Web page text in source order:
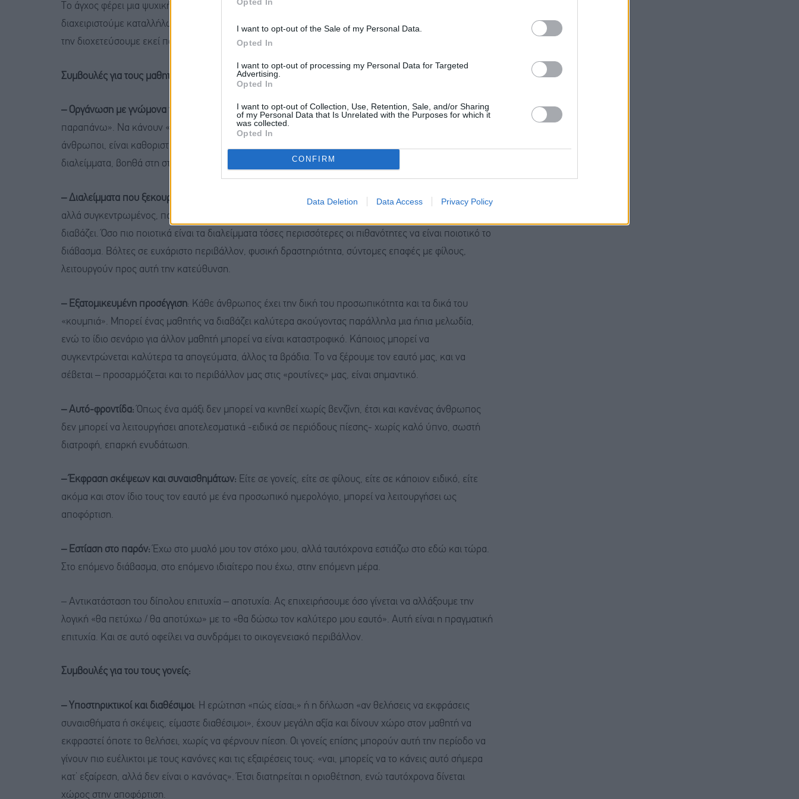
I want to opt-out of the Sale of my Personal Data.
Opted In
I want to opt-out of processing my Personal Data for Targeted
Advertising.
Opted In
I want to opt-out of Collection, Use, Retention, Sale, and/or Sharing
of my Personal Data that Is Unrelated with the Purposes for which it
was collected.
Opted In
CONFIRM
Data Deletion Data Access Privacy Policy
Το άγχος φέρει μια ψυχική ενέργεια, η οποία έχει την ικανότητα να μας παραλύσει. Αν όμως το
διαχειριστούμε καταλλήλως, μπορούμε να «στρέψουμε» αυτή την ενέργεια προς κάτι ωφέλιμο και να
την διοχετεύσουμε εκεί που θέλουμε εμείς».
Συμβουλές για τους μαθητές:
– Οργάνωση με γνώμονα την πραγματικότητα: Όλοι οι μαθητές θα θέλανε να διαβάσουν «λίγο
παραπάνω». Να κάνουν «λίγο καλύτερη» την προετοιμασία τους. Η αποδοχή ότι δεν είναι ρομπότ, αλλά
άνθρωποι, είναι καθοριστική. Ένα ευέλικτο πρόγραμμα, με ρεαλιστικούς στόχους, με παύσεις και
διαλείμματα, βοηθά στη σταθερότητα και μειώνει την αίσθηση χαοτικής προετοιμασίας.
– Διαλείμματα που ξεκουράζουν στα αλήθεια
: Είναι προτιμότερο να διαβάσει κανείς για λίγες ώρες
αλλά συγκεντρωμένος, παρά να κάθεται πάνω από τα βιβλία για ώρες, χωρίς να εστιάζει σε αυτά που
διαβάζει. Όσο πιο ποιοτικά είναι τα διαλείμματα τόσες περισσότερες οι πιθανότητες να είναι ποιοτικό το
διάβασμα. Βόλτες σε ευχάριστο περιβάλλον, φυσική δραστηριότητα, σύντομες επαφές με φίλους,
λειτουργούν προς αυτή την κατεύθυνση.
– Εξατομικευμένη προσέγγιση: Κάθε άνθρωπος έχει την δική του προσωπικότητα και τα δικά του
«κουμπιά». Μπορεί ένας μαθητής να διαβάζει καλύτερα ακούγοντας παράλληλα μια ήπια μελωδία,
ενώ το ίδιο σενάριο για άλλον μαθητή μπορεί να είναι καταστροφικό. Κάποιος μπορεί να
συγκεντρώνεται καλύτερα τα απογεύματα, άλλος τα βράδια. Το να ξέρουμε τον εαυτό μας, και να
σέβεται – προσαρμόζεται και το περιβάλλον μας στις «ρουτίνες» μας, είναι σημαντικό.
– Αυτό-φροντίδα: Όπως ένα αμάξι δεν μπορεί να κινηθεί χωρίς βενζίνη, έτσι και κανένας άνθρωπος
δεν μπορεί να λειτουργήσει αποτελεσματικά -ειδικά σε περιόδους πίεσης- χωρίς καλό ύπνο, σωστή
διατροφή, επαρκή ενυδάτωση.
– Έκφραση σκέψεων και συναισθημάτων: Είτε σε γονείς, είτε σε φίλους, είτε σε κάποιον ειδικό, είτε
ακόμα και στον ίδιο τους τον εαυτό με ένα προσωπικό ημερολόγιο, μπορεί να λειτουργήσει ως
αποφόρτιση.
– Εστίαση στο παρόν: Έχω στο μυαλό μου τον στόχο μου, αλλά ταυτόχρονα εστιάζω στο εδώ και τώρα.
Στο επόμενο διάβασμα, στο επόμενο ιδιαίτερο που έχω, στην επόμενη μέρα.
– Αντικατάσταση του δίπολου επιτυχία – αποτυχία: Ας επιχειρήσουμε όσο γίνεται να αλλάξουμε την
λογική «θα πετύχω / θα αποτύχω» με το «θα δώσω τον καλύτερο μου εαυτό». Αυτή είναι η πραγματική
επιτυχία. Και σε αυτό οφείλει να συνδράμει το οικογενειακό περιβάλλον.
Συμβουλές για του τους γονείς:
– Υποστηρικτικοί και διαθέσιμοι: Η ερώτηση «πώς είσαι;» ή η δήλωση «αν θελήσεις να εκφράσεις
συναισθήματα ή σκέψεις, είμαστε διαθέσιμοι», έχουν μεγάλη αξία και δίνουν χώρο στον μαθητή να
εκφραστεί όποτε το θελήσει, χωρίς να φέρνουν πίεση. Οι γονείς επίσης μπορούν αυτή την περίοδο να
γίνουν πιο ευέλικτοι με τους κανόνες και τις εξαιρέσεις τους: «ναι, μπορείς να το κάνεις αυτό σήμερα
κατ’ εξαίρεση, αλλά δεν είναι ο κανόνας». Έτσι διατηρείται η οριοθέτηση, ενώ ταυτόχρονα δίνεται
χώρος στην αποφόρτιση.